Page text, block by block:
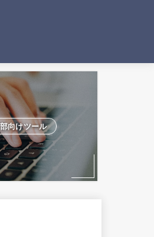
向けツール